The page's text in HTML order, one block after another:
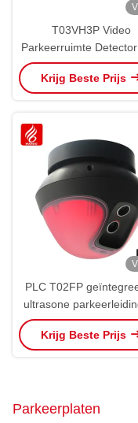
T03VH3P Video
Parkeerruimte Detector
VPGS Plaat
Krijg Beste Prijs
PLC T02FP
ultrasone
in One PGS
Krijg Beste Prijs
Parkeerplaten